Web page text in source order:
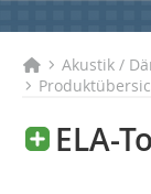
Akustik /
ELA-